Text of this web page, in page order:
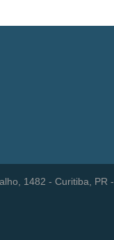
1482 - Curitiba, PR -